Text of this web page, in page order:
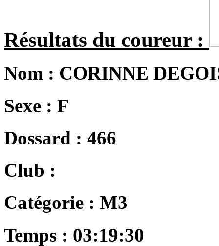
Résultats du coureur :
Nom : CORINNE
Sexe : F
Dossard : 466
Club :
Catégorie : M3
Temps : 03:19:30